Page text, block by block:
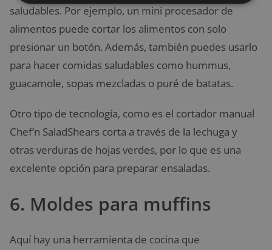
saludables. Por ejemplo, un mini procesador de
alimentos puede cortar los alimentos con solo
presionar un botón. Además, también puedes usarlo
para hacer comidas saludables como hummus,
guacamole, sopas mezcladas o puré de batatas.
Otro tipo de tecnología, como es el cortador manual
Chef’n SaladShears corta a través de la lechuga y
otras verduras de hojas verdes, por lo que es una
excelente opción para preparar ensaladas.
6. Moldes para muffins
Aquí hay una herramienta de cocina que